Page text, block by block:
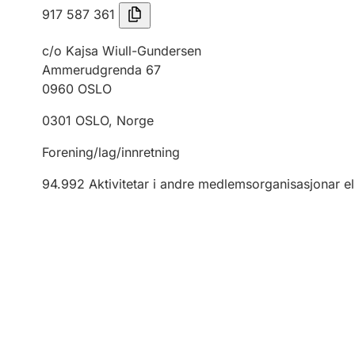
917 587 361
c/o Kajsa Wiull-Gundersen
Ammerudgrenda 67
0960 OSLO
0301 OSLO, Norge
Forening/lag/innretning
94.992 Aktivitetar i andre medlemsorganisasjonar